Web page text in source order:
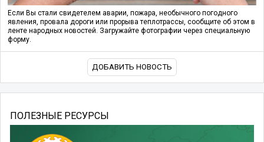
Если Вы стали свидетелем аварии, пожара, необычного погодного
явления, провала дороги или прорыва теплотрассы, сообщите об этом в
ленте народных новостей. Загружайте фотографии через специальную
форму.
ДОБАВИТЬ НОВОСТЬ
ПОЛЕЗНЫЕ РЕСУРСЫ